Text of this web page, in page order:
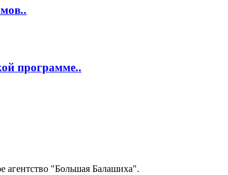
программе..
"Большая Балашиха".